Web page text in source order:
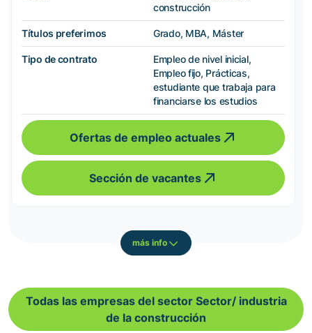
construcción
Títulos preferimos Grado, MBA, Máster
Tipo de contrato
Empleo de nivel inicial,
Empleo fijo, Prácticas,
estudiante que trabaja para
financiarse los estudios
Ofertas de empleo actuales
Sección de vacantes
más info
Todas las empresas del sector Sector/ industria
de la construcción